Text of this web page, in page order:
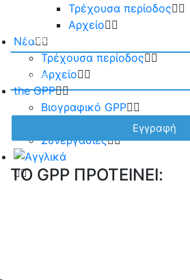
Τρέχουσα περίοδος
Αρχείο
Νέα
Τρέχουσα περίοδος
Αρχείο
the GPP
Βιογραφικό GPP
Συνεργασίες
TO GPP ΠΡΟΤΕΙΝΕΙ: